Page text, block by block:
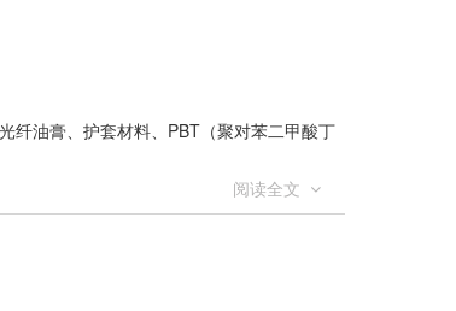
纤油膏、护套材料、PBT（聚对苯二甲酸丁
阅读全文